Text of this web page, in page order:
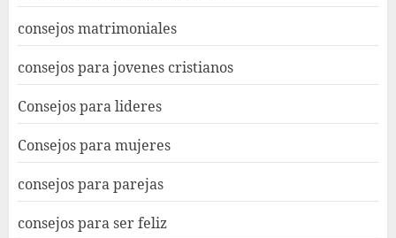
consejos matrimoniales
consejos para jovenes cristianos
Consejos para lideres
Consejos para mujeres
consejos para parejas
consejos para ser feliz